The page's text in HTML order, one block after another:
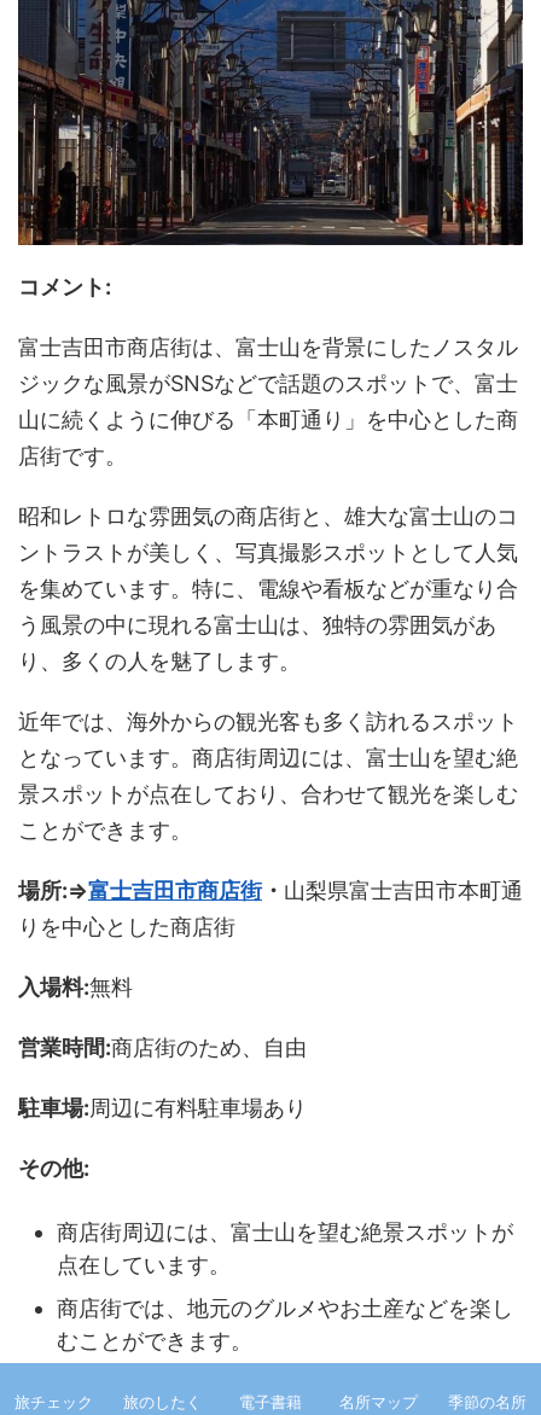
コメント:
富士吉田市商店街は、富士山を背景にしたノスタル
ジックな風景がSNSなどで話題のスポットで、富士
山に続くように伸びる「本町通り」を中心とした商
店街です。
昭和レトロな雰囲気の商店街と、雄大な富士山のコ
ントラストが美しく、写真撮影スポットとして人気
を集めています。特に、電線や看板などが重なり合
う風景の中に現れる富士山は、独特の雰囲気があ
り、多くの人を魅了します。
近年では、海外からの観光客も多く訪れるスポット
となっています。商店街周辺には、富士山を望む絶
景スポットが点在しており、合わせて観光を楽しむ
ことができます。
場所:⇒富士吉田市商店街・ 山梨県富士吉田市本町通
りを中心とした商店街
入場料:無料
営業時間:商店街のため、自由
駐車場:周辺に有料駐車場あり
その他:
商店街周辺には、富士山を望む絶景スポットが
点在しています。
商店街では、地元のグルメやお土産などを楽し
むことができます。
旅チェック 旅のしたく 電子書籍 名所マップ 季節の名所